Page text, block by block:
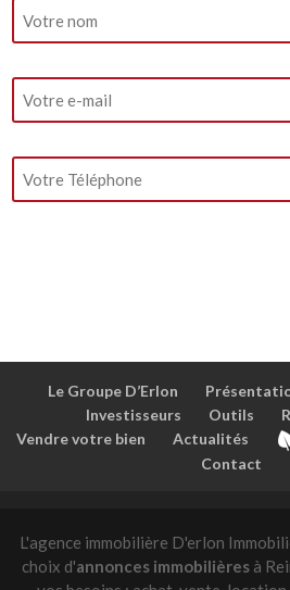
Le Groupe D’Erlon
Investisseurs
Outils
Vendre votre bien
Actualités
Contact
L'agence immobilière D'erlon
choix d'annonces immobilièresà